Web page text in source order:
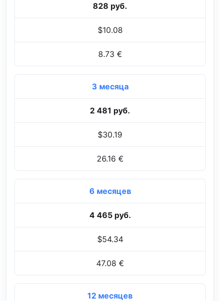
828 руб.
$10.08
8.73 €
3 месяца
2 481 руб.
$30.19
26.16 €
6 месяцев
4 465 руб.
$54.34
47.08 €
12 месяцев